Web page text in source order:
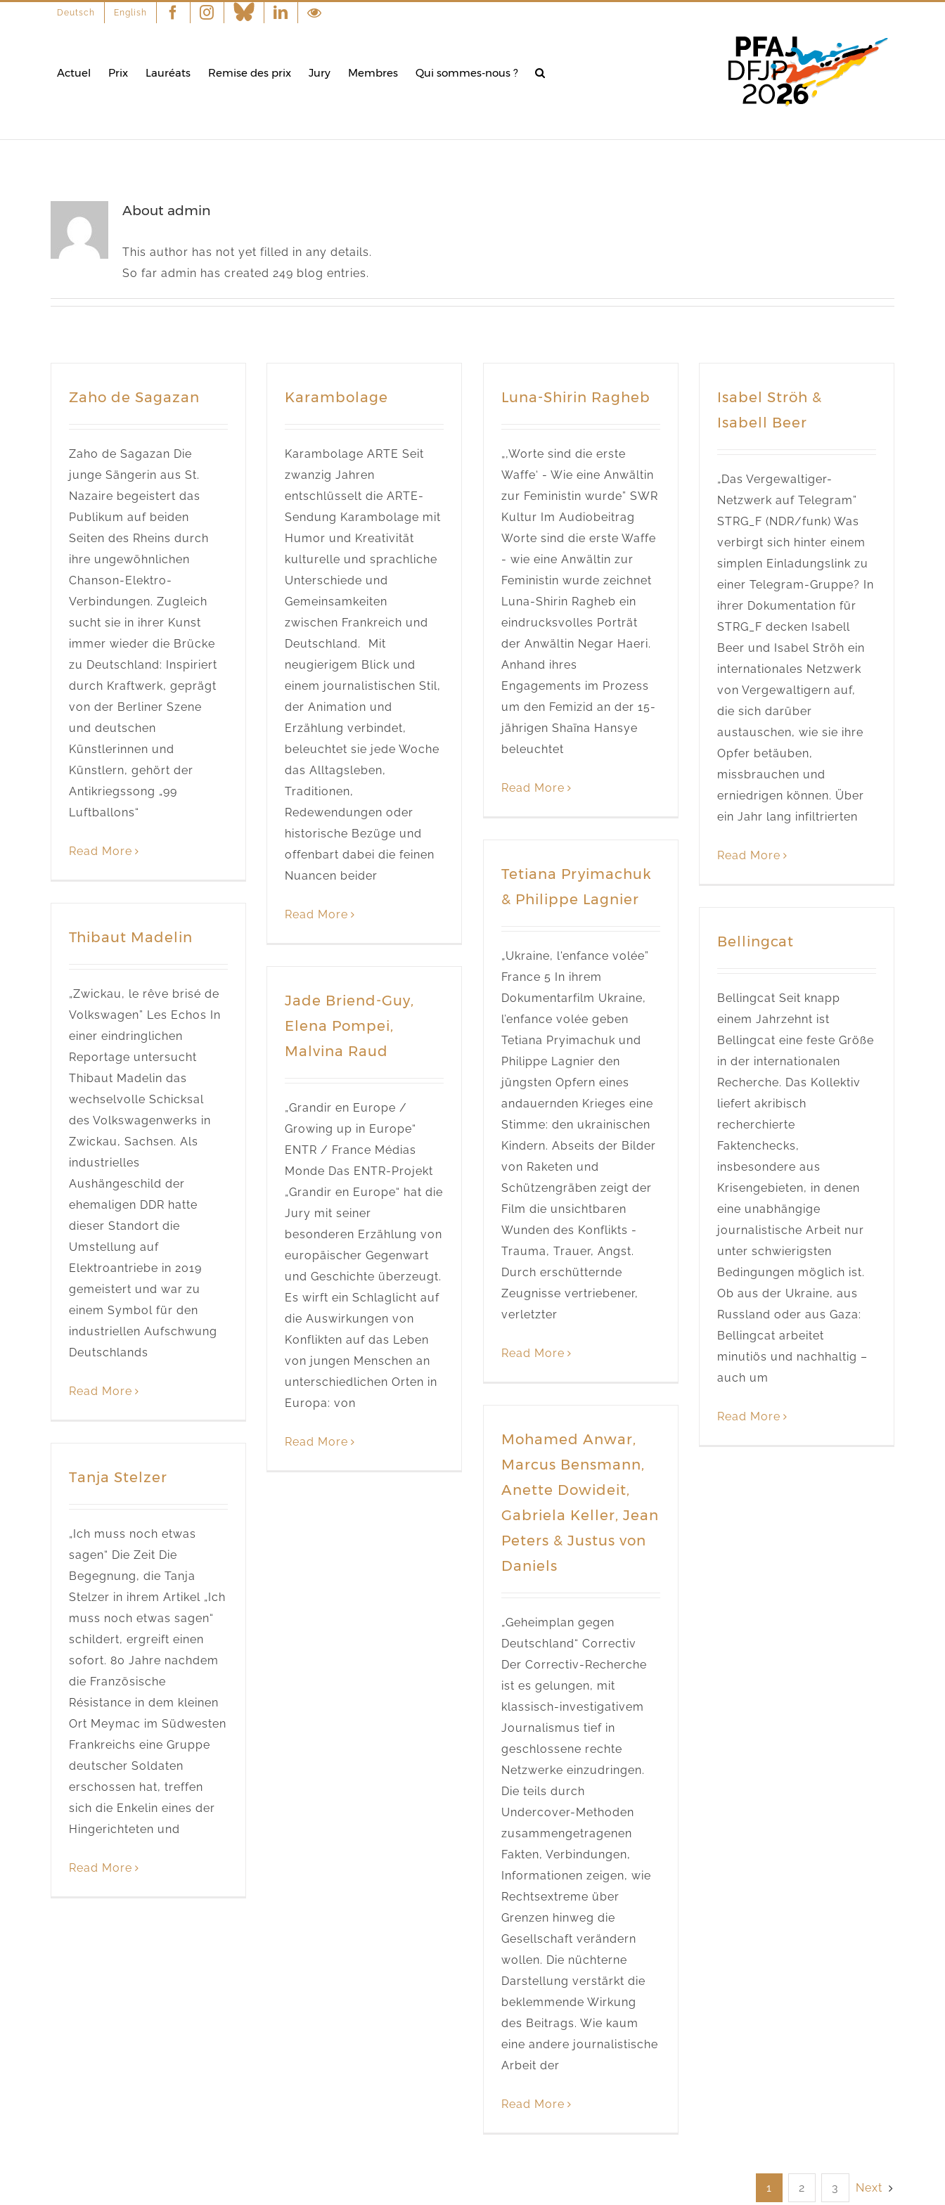
Deutsch English FacebookInstagram Linkedin
Actuel Prix Lauréats Remise des prix Jury Membres Qui sommes-nous ?
About admin
This author has not yet filled in any details.
So far admin has created 249 blog entries.
Zaho de Sagazan
Zaho de Sagazan Die
junge Sängerin aus St.
Nazaire begeistert das
Publikum auf beiden
Seiten des Rheins durch
ihre ungewöhnlichen
Chanson-Elektro-
Verbindungen. Zugleich
sucht sie in ihrer Kunst
immer wieder die Brücke
zu Deutschland: Inspiriert
durch Kraftwerk, geprägt
von der Berliner Szene
und deutschen
Künstlerinnen und
Künstlern, gehört der
Antikriegssong „99
Luftballons“
Read More
Karambolage
Karambolage ARTE Seit
zwanzig Jahren
entschlüsselt die ARTE-
Sendung Karambolage mit
Humor und Kreativität
kulturelle und sprachliche
Unterschiede und
Gemeinsamkeiten
zwischen Frankreich und
Deutschland. Mit
neugierigem Blick und
einem journalistischen Stil,
der Animation und
Erzählung verbindet,
beleuchtet sie jede Woche
das Alltagsleben,
Traditionen,
Redewendungen oder
historische Bezüge und
offenbart dabei die feinen
Nuancen beider
Read More
Luna-Shirin Ragheb
„‚Worte sind die erste
Waffe‘ - Wie eine Anwältin
zur Feministin wurde” SWR
Kultur Im Audiobeitrag
Worte sind die erste Waffe
- wie eine Anwältin zur
Feministin wurde zeichnet
Luna-Shirin Ragheb ein
eindrucksvolles Porträt
der Anwältin Negar Haeri.
Anhand ihres
Engagements im Prozess
um den Femizid an der 15-
jährigen Shaïna Hansye
beleuchtet
Read More
Isabel Ströh &
Isabell Beer
„Das Vergewaltiger-
Netzwerk auf Telegram”
STRG_F (NDR/funk) Was
verbirgt sich hinter einem
simplen Einladungslink zu
einer Telegram-Gruppe? In
ihrer Dokumentation für
STRG_F decken Isabell
Beer und Isabel Ströh ein
internationales Netzwerk
von Vergewaltigern auf,
die sich darüber
austauschen, wie sie ihre
Opfer betäuben,
missbrauchen und
erniedrigen können. Über
ein Jahr lang infiltrierten
Read More
Tetiana Pryimachuk
& Philippe Lagnier
„Ukraine, l'enfance volée”
France 5 In ihrem
Dokumentarfilm Ukraine,
l’enfance volée geben
Tetiana Pryimachuk und
Philippe Lagnier den
jüngsten Opfern eines
andauernden Krieges eine
Stimme: den ukrainischen
Kindern. Abseits der Bilder
von Raketen und
Schützengräben zeigt der
Film die unsichtbaren
Wunden des Konflikts -
Trauma, Trauer, Angst.
Durch erschütternde
Zeugnisse vertriebener,
verletzter
Read More
Thibaut Madelin
„Zwickau, le rêve brisé de
Volkswagen” Les Echos In
einer eindringlichen
Reportage untersucht
Thibaut Madelin das
wechselvolle Schicksal
des Volkswagenwerks in
Zwickau, Sachsen. Als
industrielles
Aushängeschild der
ehemaligen DDR hatte
dieser Standort die
Umstellung auf
Elektroantriebe in 2019
gemeistert und war zu
einem Symbol für den
industriellen Aufschwung
Deutschlands
Read More
Bellingcat
Bellingcat Seit knapp
einem Jahrzehnt ist
Bellingcat eine feste Größe
in der internationalen
Recherche. Das Kollektiv
liefert akribisch
recherchierte
Faktenchecks,
insbesondere aus
Krisengebieten, in denen
eine unabhängige
journalistische Arbeit nur
unter schwierigsten
Bedingungen möglich ist.
Ob aus der Ukraine, aus
Russland oder aus Gaza:
Bellingcat arbeitet
minutiös und nachhaltig –
auch um
Read More
Jade Briend-Guy,
Elena Pompei,
Malvina Raud
„Grandir en Europe /
Growing up in Europe“
ENTR / France Médias
Monde Das ENTR-Projekt
„Grandir en Europe“ hat die
Jury mit seiner
besonderen Erzählung von
europäischer Gegenwart
und Geschichte überzeugt.
Es wirft ein Schlaglicht auf
die Auswirkungen von
Konflikten auf das Leben
von jungen Menschen an
unterschiedlichen Orten in
Europa: von
Read More
Mohamed Anwar,
Marcus Bensmann,
Anette Dowideit,
Gabriela Keller, Jean
Peters & Justus von
Daniels
„Geheimplan gegen
Deutschland“ Correctiv
Der Correctiv-Recherche
ist es gelungen, mit
klassisch-investigativem
Journalismus tief in
geschlossene rechte
Netzwerke einzudringen.
Die teils durch
Undercover-Methoden
zusammengetragenen
Fakten, Verbindungen,
Informationen zeigen, wie
Rechtsextreme über
Grenzen hinweg die
Gesellschaft verändern
wollen. Die nüchterne
Darstellung verstärkt die
beklemmende Wirkung
des Beitrags. Wie kaum
eine andere journalistische
Arbeit der
Read More
Tanja Stelzer
„Ich muss noch etwas
sagen“ Die Zeit Die
Begegnung, die Tanja
Stelzer in ihrem Artikel „Ich
muss noch etwas sagen“
schildert, ergreift einen
sofort. 80 Jahre nachdem
die Französische
Résistance in dem kleinen
Ort Meymac im Südwesten
Frankreichs eine Gruppe
deutscher Soldaten
erschossen hat, treffen
sich die Enkelin eines der
Hingerichteten und
Read More
1 2 3 Next